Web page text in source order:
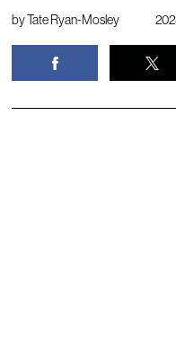
byTate Ryan-Mosley